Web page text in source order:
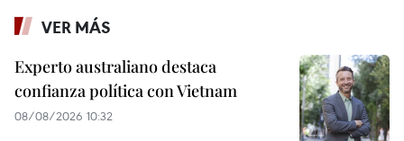
VER MÁS
Experto australiano destaca
confianza política con Vietnam
08/08/2026 10:32